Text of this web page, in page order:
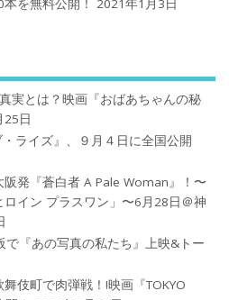
実とは？映画『おばあちゃんの秘
25日
ライズ』、９月４日に全国公開
発『蒼白者 A Pale Woman』！〜
ロイン プラスワン」〜6月28日＠神
で『あの写真の私たち』上映&トー
伎町で肉弾戦！!映画『TOKYO